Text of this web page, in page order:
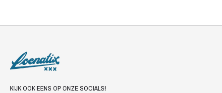
KIJK OOK EENS OP ONZE SOCIALS!